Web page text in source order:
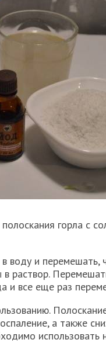
горла с
воду и перемешать,
раствор.
и все еще раз
а также
использовать